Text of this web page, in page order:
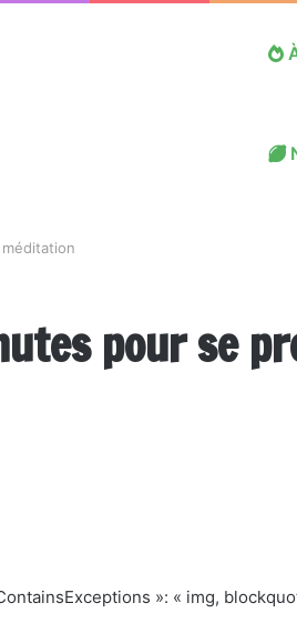
pour se
»: « img,